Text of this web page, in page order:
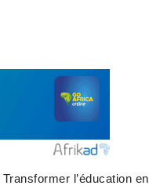
l’éducation en